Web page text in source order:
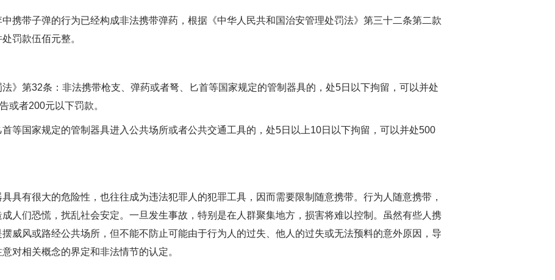
带子弹的行为已经构成非法携带弹药，根据《中华人民共和国治安管理处罚法》第三十二条第二款
罚款伍佰元整。
第32条：非法携带枪支、弹药或者弩、匕首等国家规定的管制器具的，处5日以下拘留，可以并处
或者200元以下罚款。
国家规定的管制器具进入公共场所或者公共交通工具的，处5日以上10日以下拘留，可以并处500
有很大的危险性，也往往成为违法犯罪人的犯罪工具，因而需要限制随意携带。行为人随意携带，
人们恐慌，扰乱社会安定。一旦发生事故，特别是在人群聚集地方，损害将难以控制。虽然有些人携
威风或路经公共场所，但不能不防止可能由于行为人的过失、他人的过失或无法预料的意外原因，导
对相关概念的界定和非法情节的认定。